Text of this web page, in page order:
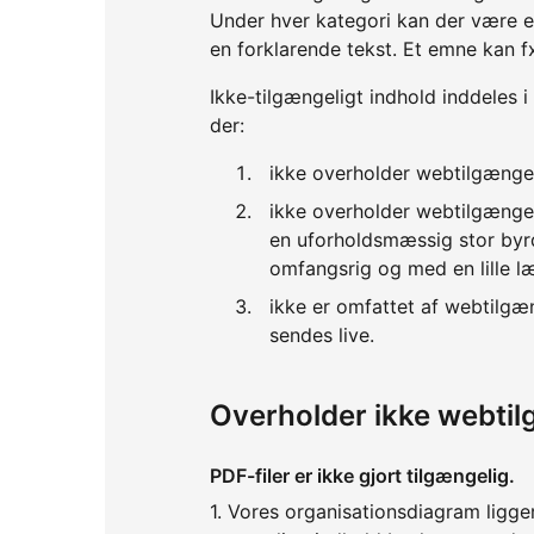
Under hver kategori kan der være
en forklarende tekst. Et emne kan
Ikke-tilgængeligt indhold inddeles
der:
ikke overholder
ikke overholder
en uforholdsmæssig stor
omfangsrig og med en lille
ikke er omfattet af
sendes live.
Overholder ikke
PDF-filer er ikke gjort tilgængelig.
1. Vores organisationsdiagram